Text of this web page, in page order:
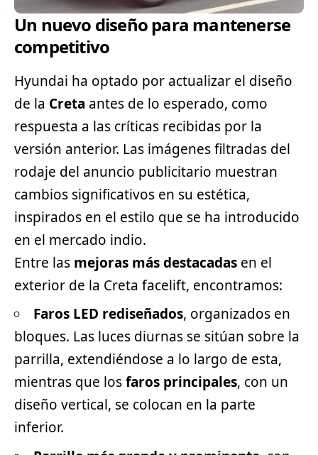
Un nuevo diseño para mantenerse
competitivo
Hyundai ha optado por actualizar el diseño
de la Creta antes de lo esperado, como
respuesta a las críticas recibidas por la
versión anterior. Las imágenes filtradas del
rodaje del anuncio publicitario muestran
cambios significativos en su estética,
inspirados en el estilo que se ha introducido
en el mercado indio.
Entre las mejoras más destacadas en el
exterior de la Creta facelift, encontramos:
Faros LED rediseñados, organizados en
bloques. Las luces diurnas se sitúan sobre la
parrilla, extendiéndose a lo largo de esta,
mientras que losfaros principales, con un
diseño vertical, se colocan en la parte
inferior.